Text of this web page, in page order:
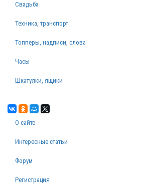
Свадьба
Техника, транспорт
Топперы, надписи, слова
Часы
Шкатулки, ящики
О сайте
Интересные статьи
Форум
Регистрация